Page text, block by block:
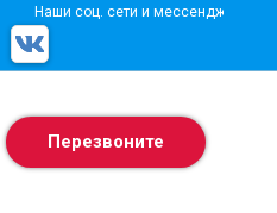
Наши соц. сети и мессенджеры
Перезвоните